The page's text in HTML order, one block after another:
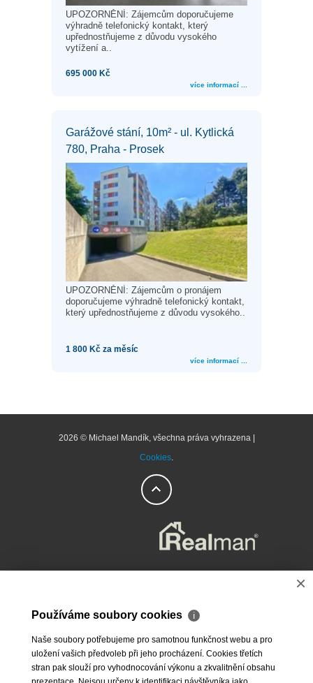
UPOZORNĚNÍ: Zájemcům doporučujeme
výhradně telefonický kontakt, který
upřednostňujeme z důvodu vysokého
vytížení a..
695 000 Kč
více informací ...
Garážové stání, 10m² - ul. Kytlická
780, Praha - Prosek
UPOZORNĚNÍ: Zájemcům o pronájem
doporučujeme výhradně telefonický kontakt,
který upřednostňujeme z důvodu vysokého..
1 800 Kč za měsíc
více informací ...
2026 © Michael Mandík, všechna práva vyhrazena |
Cookies.
×
Používáme soubory cookies ℹ
Naše soubory potřebujeme pro samotnou funkčnost webu a pro
uložení vašich předvoleb při jeho procházení. Cookies třetích
stran pak slouží pro vyhodnocování výkonu a zkvalitnění obsahu